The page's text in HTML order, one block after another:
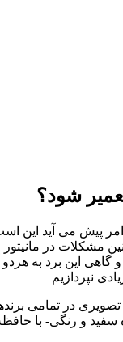
شود؟
می آید این است
در مانیتور و
این برد به
نپردازیم
در تمامی
و رنگی- با